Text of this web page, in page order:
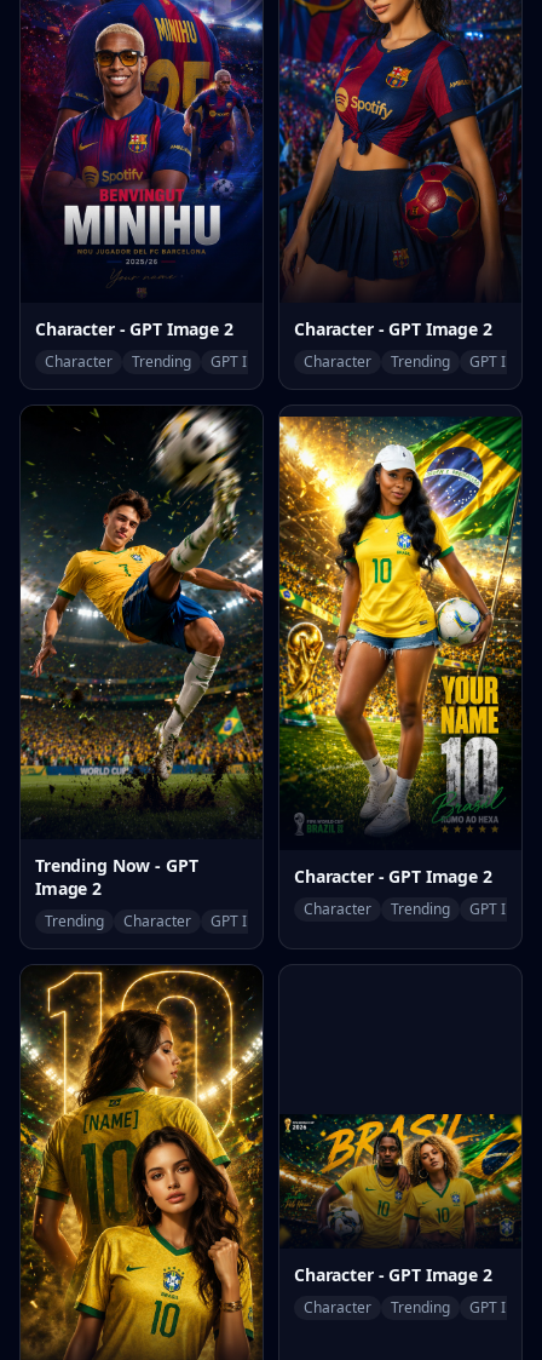
Character - GPT Image 2
Character Trending GPT Image 2
Character - GPT Image 2
Character Trending GPT
Trending Now - GPT
Image 2
Trending Character GPT Image 2
Character - GPT Image 2
Character Trending GPT
Character - GPT Image 2
Character Trending GPT